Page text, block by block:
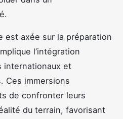
est axée sur la préparation
l’intégration
internationaux et
Ces immersions
de confronter leurs
du terrain, favorisant